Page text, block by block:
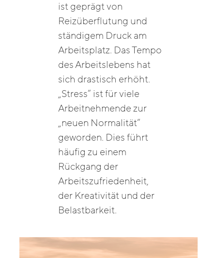
ist geprägt von
Reizüberflutung und
ständigem Druck am
Arbeitsplatz. Das Tempo
des Arbeitslebens hat
sich drastisch erhöht.
„Stress“ ist für viele
Arbeitnehmende zur
„neuen Normalität“
geworden. Dies führt
häufig zu einem
Rückgang der
Arbeitszufriedenheit,
der Kreativität und der
Belastbarkeit.